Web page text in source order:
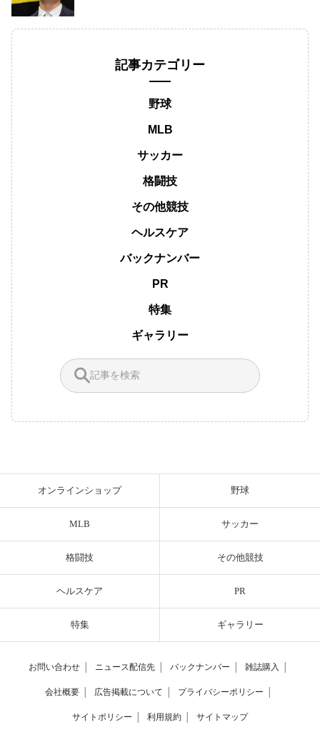
記事カテゴリー
野球
MLB
サッカー
格闘技
その他競技
ヘルスケア
バックナンバー
PR
特集
ギャラリー
オンラインショップ 野球
MLB サッカー
格闘技 その他競技
ヘルスケア PR
特集 ギャラリー
お問い合わせ ニュース配信先 バックナンバー 雑誌購入
会社概要 広告掲載について プライバシーポリシー
サイトポリシー 利用規約 サイトマップ